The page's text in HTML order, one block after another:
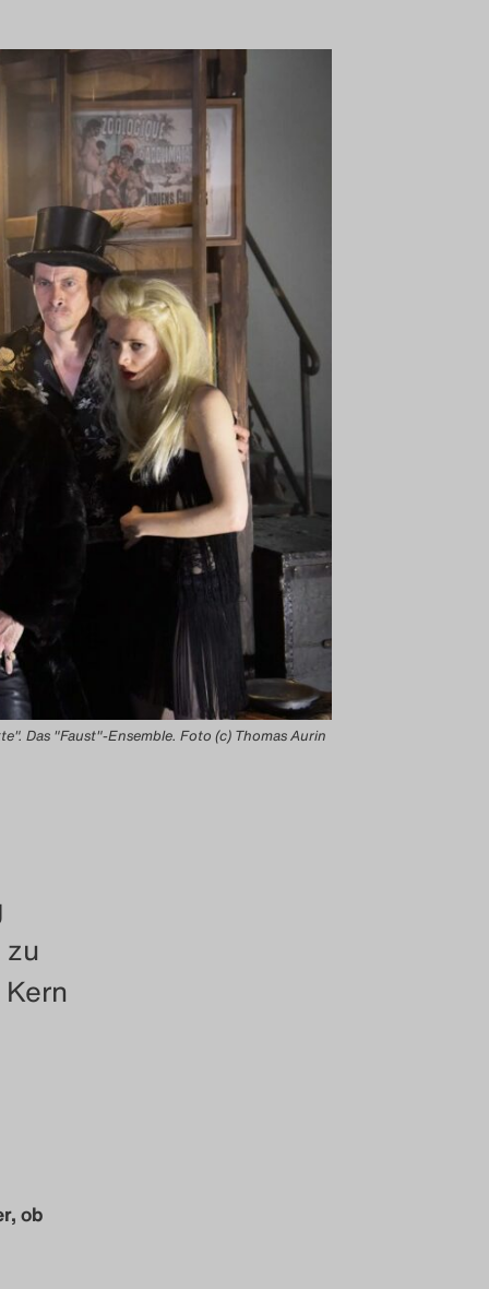
Das "Faust"-Ensemble. Foto (c) Thomas Aurin
ob